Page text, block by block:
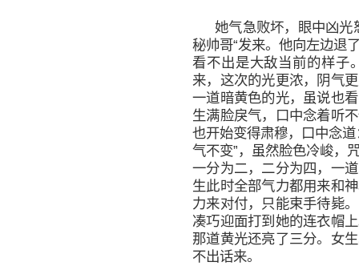
她气急败坏，眼中凶光
秘帅哥“发来。他向左边退
看不出是大敌当前的样子
来，这次的光更浓，阴气
一道暗黄色的光，虽说也
生满脸戾气，口中念着听
也开始变得肃穆，口中念
气不变”，虽然脸色冷峻，
一分为二，二分为四，一
生此时全部气力都用来和
力来对付，只能束手待毙
凑巧迎面打到她的连衣帽
那道黄光还亮了三分。女
不出话来。